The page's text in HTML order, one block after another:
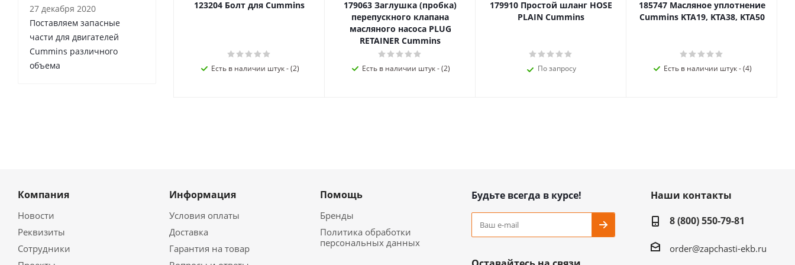
123204 Болт для Cummins
Есть в наличии штук - (2)
179063 Заглушка (пробка)
перепускного клапана
масляного насоса PLUG
RETAINER Cummins
Есть в наличии штук - (2)
179910 Простой шланг HOSE
PLAIN Cummins
По запросу
185747 Масляное уплотнение
Cummins KTA19, KTA38, KTA50
Есть в наличии штук - (4)
27 декабря 2020
Поставляем запасные
части для двигателей
Cummins различного
объема
Компания
Новости
Реквизиты
Сотрудники
Информация
Условия оплаты
Доставка
Гарантия на товар
Помощь
Бренды
Политика обработки
персональных данных
Будьте всегда в курсе!
Наши контакты
8 (800) 550-79-81
order@zapchasti-ekb.ru